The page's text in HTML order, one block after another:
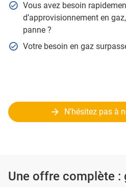
Vous avez besoin
d’approvisionnement en
panne ?
Votre besoin en gaz
N’hésitez pas à
Une offre complète :